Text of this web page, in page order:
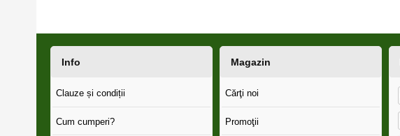
Info
Clauze și condiții
Cum cumperi?
Magazin
Cărţi noi
Promoţii